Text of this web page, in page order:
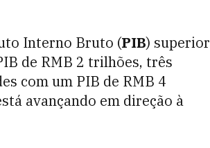
Interno Bruto (PIB) superior
de RMB 2 trilhões, três
com um PIB de RMB 4
avançando em direção à